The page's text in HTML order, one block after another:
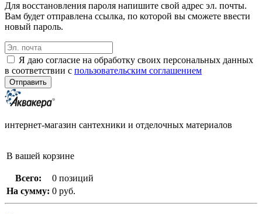
Для восстановления пароля напишите свой адрес эл. почты.
Вам будет отправлена ссылка, по которой вы сможете ввести
новый пароль.
Я даю согласие на обработку своих персональных данных
в соответствии с пользовательским соглашением
интернет-магазин сантехники и отделочных материалов
В вашей корзине
Всего:
0 позиций
На сумму: 0 руб.